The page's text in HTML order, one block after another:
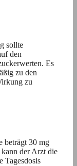
sollte
den
Es
zu den
zu
beträgt 30 mg
der Arzt die
Tagesdosis